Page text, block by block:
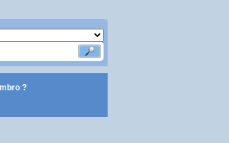
?